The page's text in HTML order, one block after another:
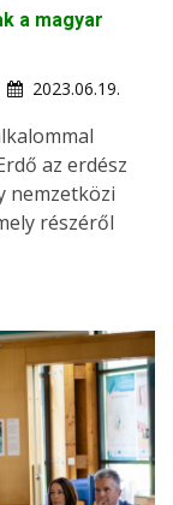
a magyar
2023.06.19.
az erdész
nemzetközi
részéről